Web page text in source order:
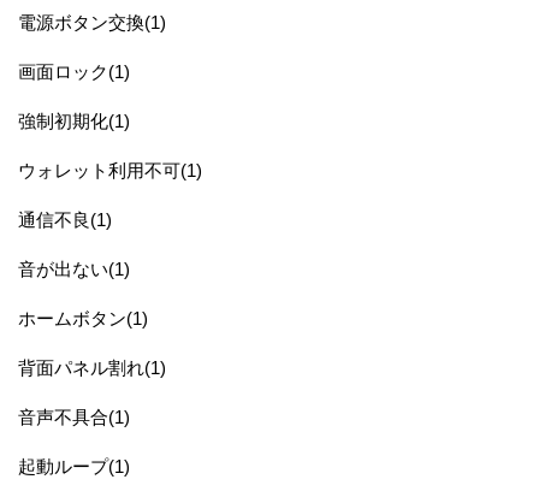
電源ボタン交換(1)
画面ロック(1)
強制初期化(1)
ウォレット利用不可(1)
通信不良(1)
音が出ない(1)
ホームボタン(1)
背面パネル割れ(1)
音声不具合(1)
起動ループ(1)